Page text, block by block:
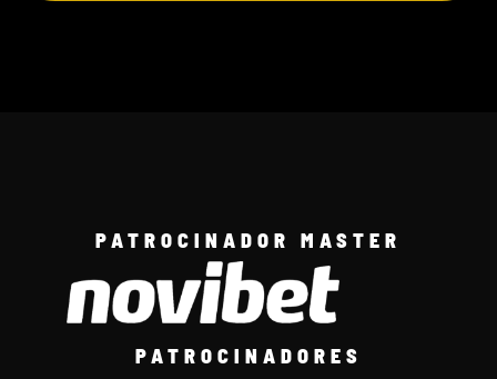
PATROCINADOR MASTER
PATROCINADORES